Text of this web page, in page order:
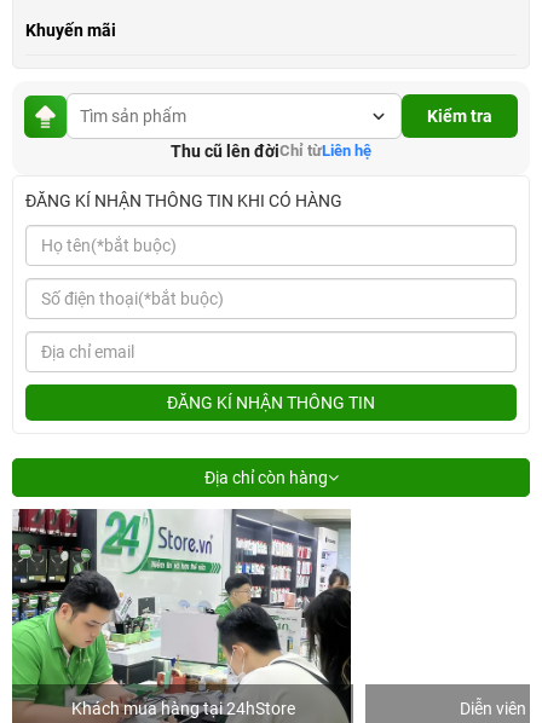
Khuyến mãi
Kiểm tra
Thu cũ lên đờiChỉ từLiên hệ
ĐĂNG KÍ NHẬN THÔNG TIN KHI CÓ HÀNG
ĐĂNG KÍ NHẬN THÔNG TIN
Địa chỉ còn hàng
Khách mua hàng tại 24hStore Diễn viên